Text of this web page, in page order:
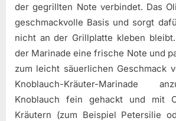
der gegrillten Note verbindet. Das
geschmackvolle Basis und sorgt
nicht an der Grillplatte kleben
der Marinade eine frische Note und
zum leicht säuerlichen Geschmack
Knoblauch-Kräuter-Marinade
Knoblauch fein gehackt und mit
Kräutern (zum Beispiel Petersilie